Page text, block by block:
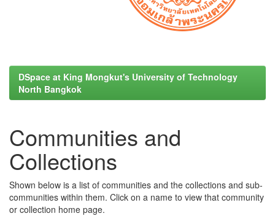
DSpace at King Mongkut's University of Technology
North Bangkok
Communities and
Collections
Shown below is a list of communities and the collections and sub-
communities within them. Click on a name to view that community
or collection home page.